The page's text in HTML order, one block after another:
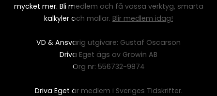
mycket mer. Bli medlem och få vassa verktyg, smarta
kalkyler och mallar. Blir medlem idag!
VD & Ansvarig utgivare: Gustaf Oscarson
Driva Eget ägs av Growin AB
Org nr: 556732-9874
Driva Eget är medlem i Sveriges Tidskrifter.